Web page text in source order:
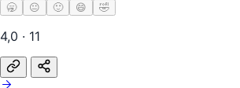
🥱 😐 🙂 😄 🤣
4,0 · 11